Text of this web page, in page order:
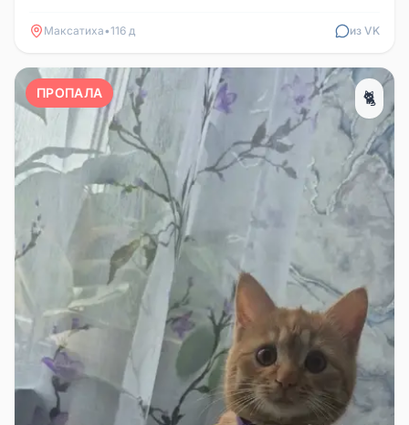
Максатиха•116 д из VK
ПРОПАЛА 🐈